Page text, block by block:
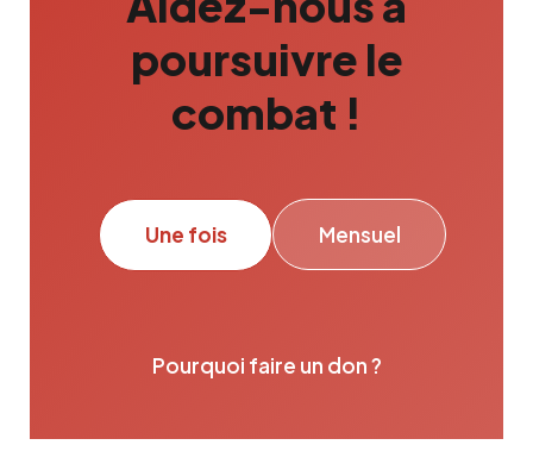
poursuivre le
combat !
Une fois Mensuel
Pourquoi faire un don ?